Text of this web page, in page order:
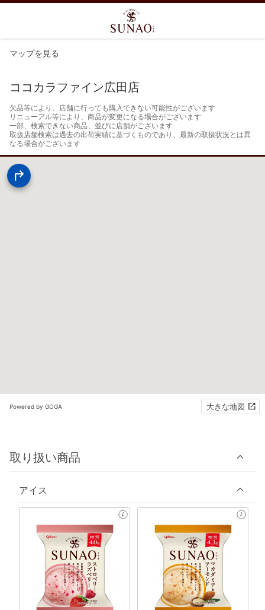
マップを見る
ココカラファイン広田店
欠品等により、店舗に行っても購入できない可能性がございます
リニューアル等により、商品が変更になる場合がございます
一部、検索できない商品、並びに店舗がございます
取扱店舗検索は過去の出荷実績に基づくものであり、最新の取扱状況とは異
なる場合がございます
Powered by GOGA 大きな地図
取り扱い商品
アイス